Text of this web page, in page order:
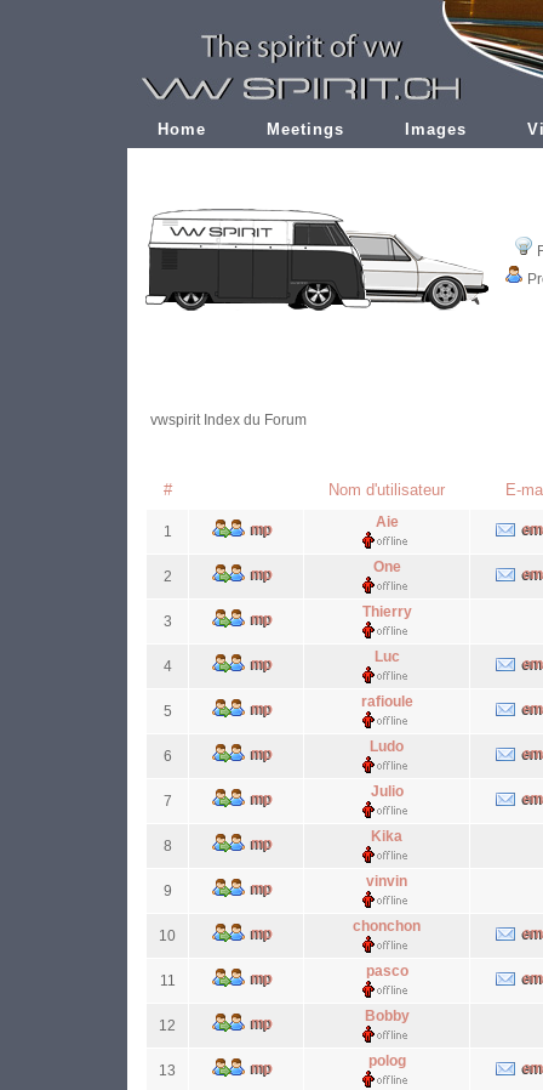
Home Meetings Images
vwspirit Index du Forum
# Nom d'utilisateur E-
1
Aie
2
One
3
Thierry
4
Luc
5
rafioule
6
Ludo
7
Julio
8
Kika
9
vinvin
10
chonchon
11
pasco
12
Bobby
13
polog